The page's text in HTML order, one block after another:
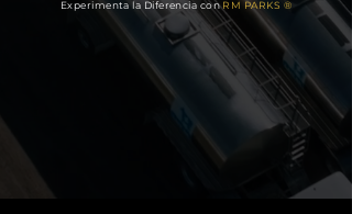
Experimenta la Diferencia conRM PARKS ®